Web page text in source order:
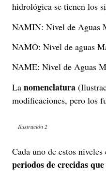
hidrológica se tienen los
NAMIN: Nivel de Aguas
NAMO: Nivel de aguas
NAME: Nivel de Aguas
La nomenclatura
modificaciones, pero los
Ilustración 2
Cada uno de estos
periodos de crecidas